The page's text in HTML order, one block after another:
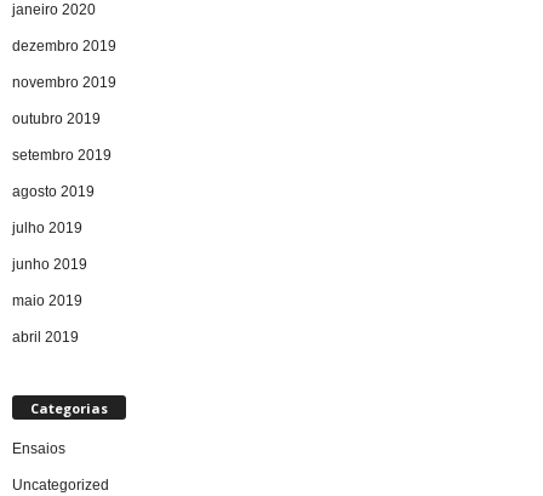
janeiro 2020
dezembro 2019
novembro 2019
outubro 2019
setembro 2019
agosto 2019
julho 2019
junho 2019
maio 2019
abril 2019
Categorias
Ensaios
Uncategorized